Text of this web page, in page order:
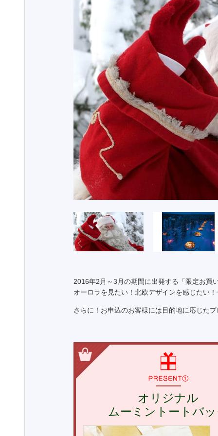
2016年2月～3月の期間に出発する「限定お買
オーロラを見たい！北欧デザインを感じたい
さらに！お申込のお客様には目的地に応じた
オリジナル
ムーミントートバ